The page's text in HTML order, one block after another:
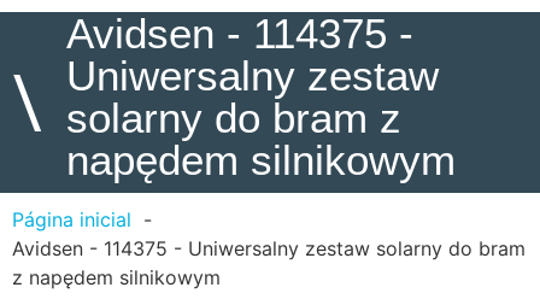
\
Avidsen - 114375 -
Uniwersalny zestaw
solarny do bram z
napędem silnikowym
Página inicial
Avidsen - 114375 - Uniwersalny zestaw solarny do bram
z napędem silnikowym